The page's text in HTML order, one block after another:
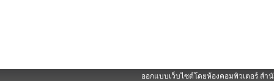
ออกแบบเว็บไซต์โดยห้องคอมพิวเตอร์ ส